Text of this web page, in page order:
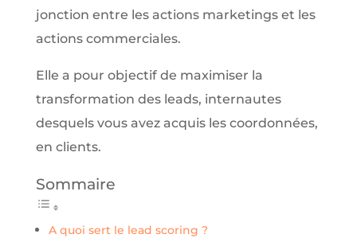
jonction entre les actions marketings et les
actions commerciales.
Elle a pour objectif de maximiser la
transformation des leads, internautes
desquels vous avez acquis les coordonnées,
en clients.
Sommaire
A quoi sert le lead scoring ?